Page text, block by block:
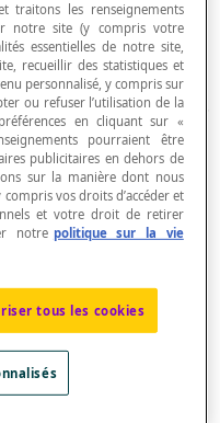
vécu au 19è siècle.
des deux barres
absolued'une
|24| ou |2x +
traitons les renseignements
notre site (y compris votre
essentielles de notre site,
recueillir des statistiques et
personnalisé, y compris sur
ou refuser l’utilisation de la
en cliquant sur «
pourraient être
publicitaires en dehors de
sur la manière dont nous
vos droits d’accéder et
et votre droit de retirer
notre politique sur la vie
tous les cookies